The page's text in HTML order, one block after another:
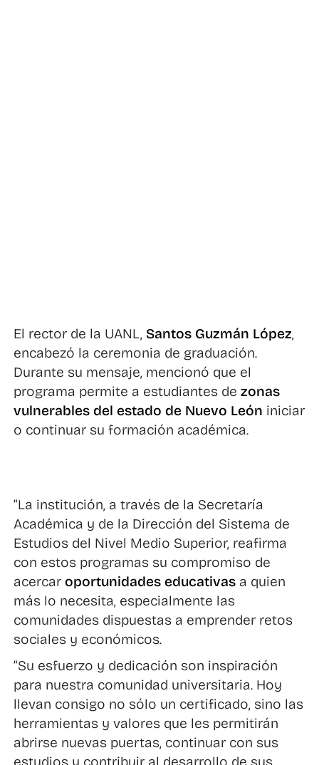
El rector de la UANL, Santos Guzmán López,
encabezó la ceremonia de graduación.
Durante su mensaje, mencionó que el
programa permite a estudiantes de zonas
vulnerables del estado de Nuevo León iniciar
o continuar su formación académica.
“La institución, a través de la Secretaría
Académica y de la Dirección del Sistema de
Estudios del Nivel Medio Superior, reafirma
con estos programas su compromiso de
acercar oportunidades educativas a quien
más lo necesita, especialmente las
comunidades dispuestas a emprender retos
sociales y económicos.
“Su esfuerzo y dedicación son inspiración
para nuestra comunidad universitaria. Hoy
llevan consigo no sólo un certificado, sino las
herramientas y valores que les permitirán
abrirse nuevas puertas, continuar con sus